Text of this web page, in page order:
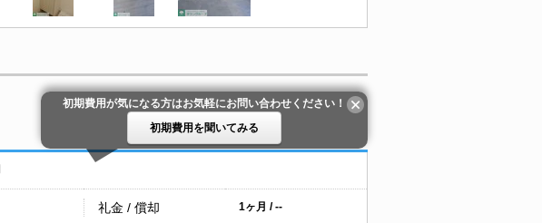
初期費用が気になる方はお気軽にお問い合わせください！
初期費用を聞いてみる
礼金 / 償却 1ヶ月 / --